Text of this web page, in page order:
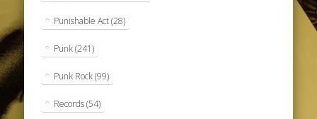
Punishable Act(28)
Punk(241)
Punk Rock(99)
Records(54)